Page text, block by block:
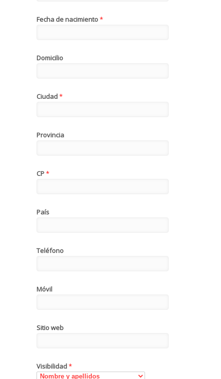
Fecha de nacimiento*
Domicilio
Ciudad*
Provincia
CP*
País
Teléfono
Móvil
Sitio web
Visibilidad*